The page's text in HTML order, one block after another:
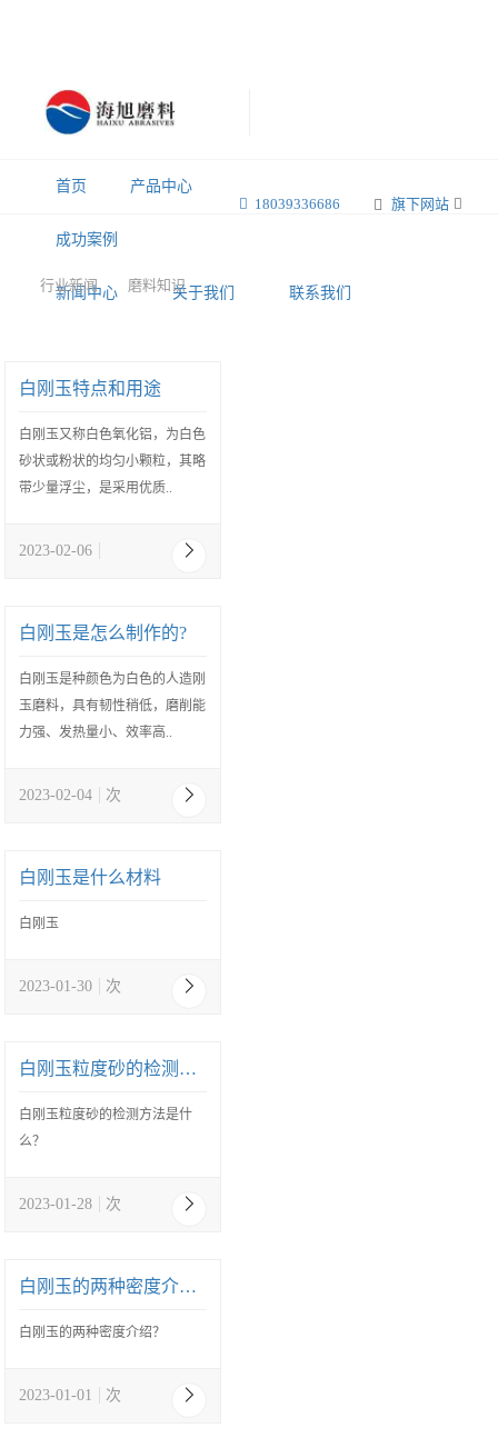
旗下网站
18039336686
首页 产品中心
成功案例
新闻中心 关于我们 联系我们
行业新闻 磨料知识
白刚玉特点和用途
白刚玉又称白色氧化铝，为白色
砂状或粉状的均匀小颗粒，其略
带少量浮尘，是采用优质..
2023-02-06
白刚玉是怎么制作的?
白刚玉是种颜色为白色的人造刚
玉磨料，具有韧性稍低，磨削能
力强、发热量小、效率高..
2023-02-04 次
白刚玉是什么材料
白刚玉
2023-01-30 次
白刚玉粒度砂的检测方法是什么？
白刚玉粒度砂的检测方法是什
么？
2023-01-28 次
白刚玉的两种密度介绍？
白刚玉的两种密度介绍？
2023-01-01 次